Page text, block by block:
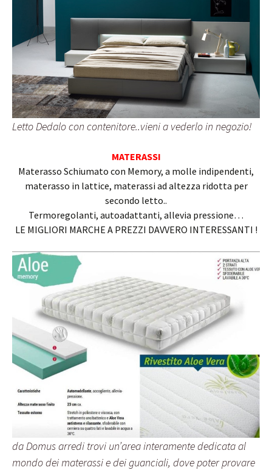
Letto Dedalo con contenitore..vieni a vederlo in negozio!
MATERASSI
Materasso Schiumato con Memory, a molle indipendenti,
materasso in lattice, materassi ad altezza ridotta per
secondo letto..
Termoregolanti, autoadattanti, allevia pressione…
LE MIGLIORI MARCHE A PREZZI DAVVERO INTERESSANTI !
da Domus arredi trovi un’area interamente dedicata al
mondo dei materassi e dei guanciali, dove poter provare